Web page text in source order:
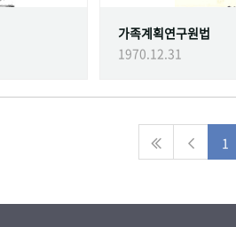
가족계획연구원법
1970.12.31
1